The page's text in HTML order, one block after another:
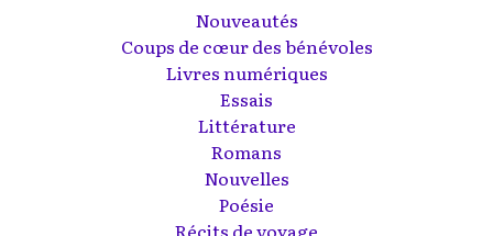
Nouveautés
Coups de cœur des bénévoles
Livres numériques
Essais
Littérature
Romans
Nouvelles
Poésie
Récits de voyage